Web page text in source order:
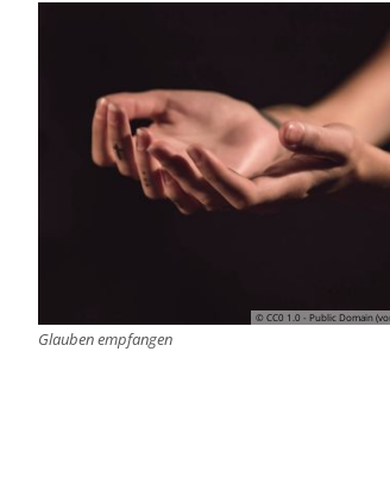
© CC0 1.0 - Public Domain
Glauben empfangen